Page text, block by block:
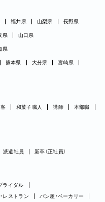
福井県 山梨県 長野県
県 山口県
県
熊本県 大分県
宮崎県
客 和菓子職人 講師
本部職
派遣社員 新卒（正社員）
ライダル
レストラン
パン屋・ベーカリー